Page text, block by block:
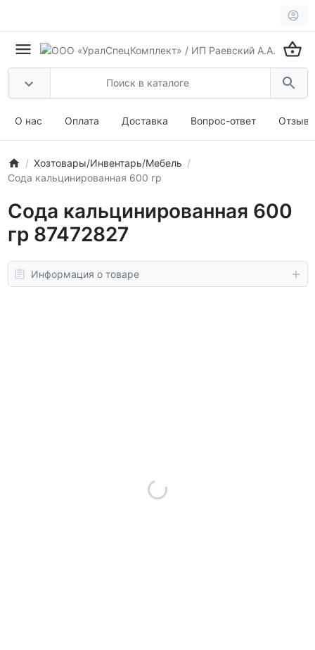
О нас Оплата Доставка Вопрос-ответ
Хозтовары/Инвентарь/Мебель
Сода кальцинированная 600 гр
Сода кальцинированная 600
гр 87472827
Информация о товаре